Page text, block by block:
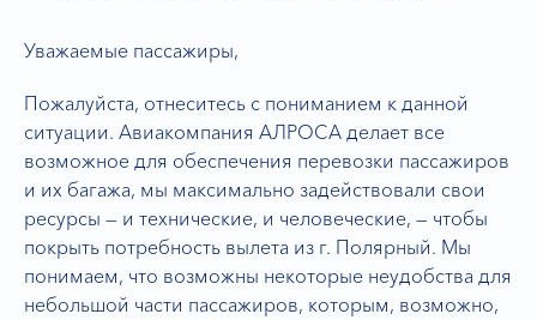
Уважаемые пассажиры,
Пожалуйста, отнеситесь с пониманием к данной
ситуации. Авиакомпания АЛРОСА делает все
возможное для обеспечения перевозки пассажиров
и их багажа, мы максимально задействовали свои
ресурсы — и технические, и человеческие, — чтобы
покрыть потребность вылета из г. Полярный. Мы
понимаем, что возможны некоторые неудобства для
небольшой части пассажиров, которым, возможно,